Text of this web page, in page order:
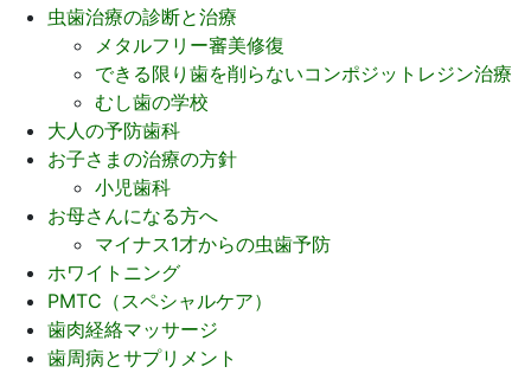
虫歯治療の診断と治療
メタルフリー審美修復
できる限り歯を削らないコンポジットレジン治療
むし歯の学校
大人の予防歯科
お子さまの治療の方針
小児歯科
お母さんになる方へ
マイナス1才からの虫歯予防
ホワイトニング
PMTC（スペシャルケア）
歯肉経絡マッサージ
歯周病とサプリメント